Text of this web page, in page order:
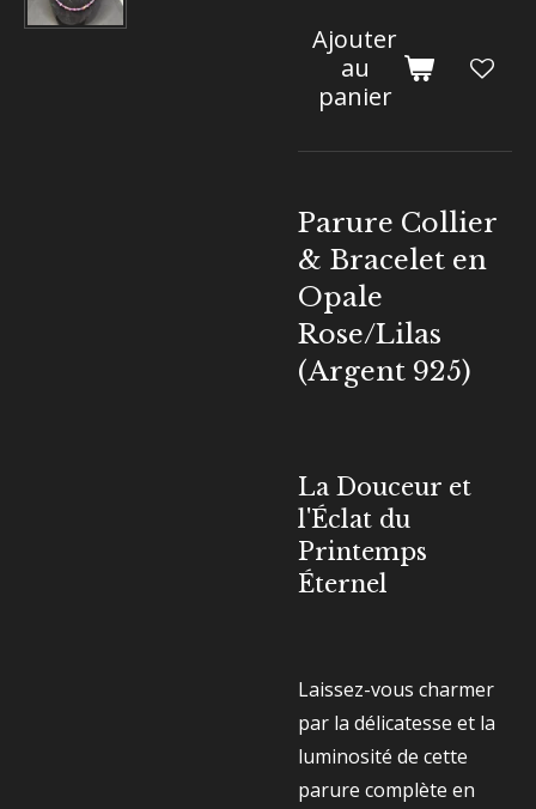
Ajouter
au
panier
Parure Collier
& Bracelet en
Opale
Rose/Lilas
(Argent 925)
La Douceur et
l'Éclat du
Printemps
Éternel
Laissez-vous charmer
par la délicatesse et la
luminosité de cette
parure complète en